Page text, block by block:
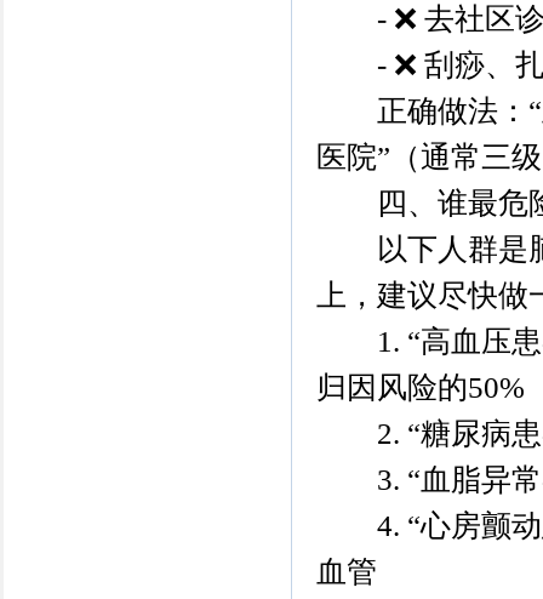
- ❌ 去社区诊
- ❌ 刮痧、扎
正确做法：“
医院”（通常三
四、谁最危险
以下人群是脑
上，建议尽快做
1. “高血压患
归因风险的50%
2. “糖尿病患
3. “血脂异常
4. “心房颤动
血管